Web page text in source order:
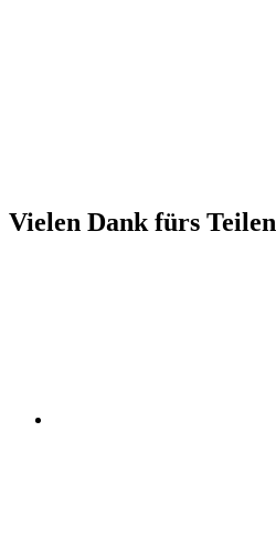
Vielen Dank fürs Teilen